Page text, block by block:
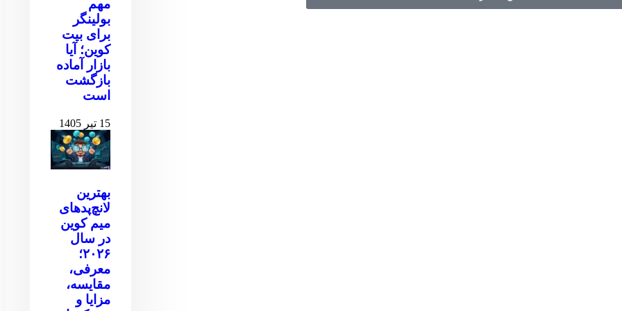
مهم
بولینگر
برای بیت
کوین‌‌؛ آیا
بازار آماده
بازگشت
است
15 تیر 1405
بهترین
لانچ‌پدهای
میم کوین
در سال
۲۰۲۶؛
معرفی،
مقایسه،
مزایا و